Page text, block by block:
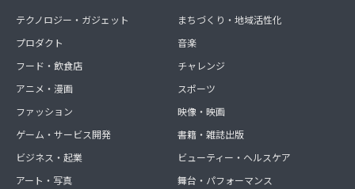
テクノロジー・ガジェット
プロダクト
フード・飲食店
アニメ・漫画
ファッション
ゲーム・サービス開発
ビジネス・起業
アート・写真
まちづくり・地域活性化
音楽
チャレンジ
スポーツ
映像・映画
書籍・雑誌出版
ビューティー・ヘルスケア
舞台・パフォーマンス